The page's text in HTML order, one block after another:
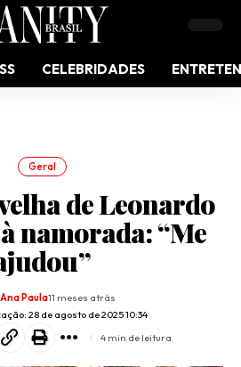
CELEBRIDADES
Geral
de Leonardo
namorada: “Me
28 de agosto de 2025 10:34
Ana Paula11 meses atrás
4 min de leitura